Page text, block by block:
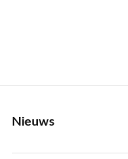
Nieuws